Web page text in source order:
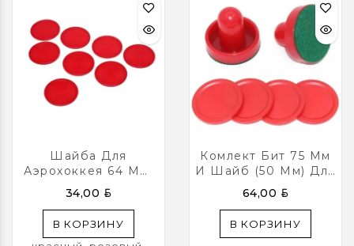
Шайба Для
Аэрохоккея 64 Mm
(красная/синяя/
Зеленая И Другие)
34,00 BYN
В КОРЗИНУ
Комлект Бит 75 Мм
И Шайб (50 Мм) Для
Аэрохоккея (2 + 4
Шт)
64,00 BYN
В КОРЗИНУ